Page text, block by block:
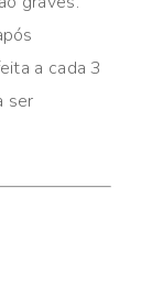
a cada 3
ser